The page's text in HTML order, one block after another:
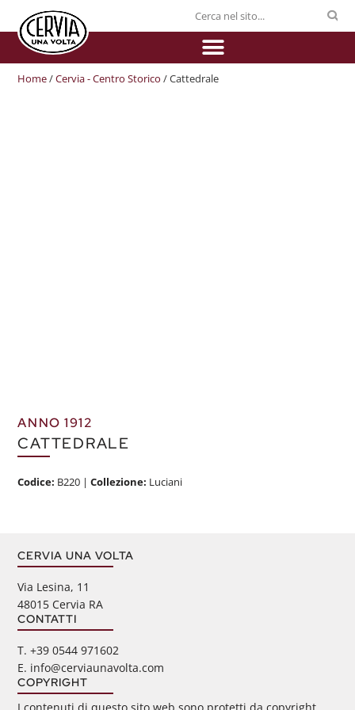
Home/Cervia - Centro Storico / Cattedrale
ANNO 1912
CATTEDRALE
Codice: B220 |Collezione: Luciani
CERVIA UNA VOLTA
Via Lesina, 11
48015 Cervia RA
CONTATTI
‭T. +39 0544 971602
E. info@cerviaunavolta.com
COPYRIGHT